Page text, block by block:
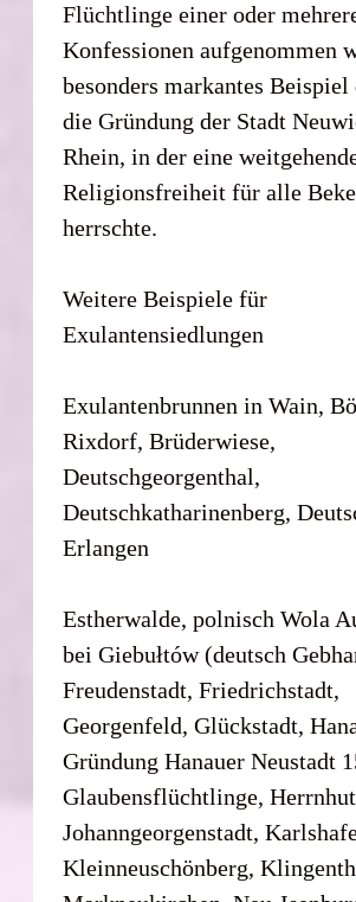
Flüchtlinge einer oder
Konfessionen aufgenommen
besonders markantes
die Gründung der Stadt
Rhein, in der eine
Religionsfreiheit für alle
herrschte.
Weitere Beispiele für
Exulantensiedlungen
Exulantenbrunnen in Wain,
Rixdorf, Brüderwiese,
Deutschgeorgenthal,
Deutschkatharinenberg,
Erlangen
Estherwalde, polnisch Wola
bei Giebułtów (deutsch
Freudenstadt, Friedrichstadt,
Georgenfeld, Glückstadt,
Gründung Hanauer Neustadt
Glaubensflüchtlinge,
Johanngeorgenstadt,
Kleinneuschönberg,